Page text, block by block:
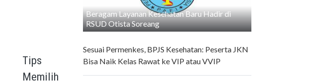
Tips
Memilih
Beragam Layanan Kesehatan Baru Hadir di
RSUD Otista Soreang
Sesuai Permenkes, BPJS Kesehatan: Peserta JKN
Bisa Naik Kelas Rawat ke VIP atau VVIP